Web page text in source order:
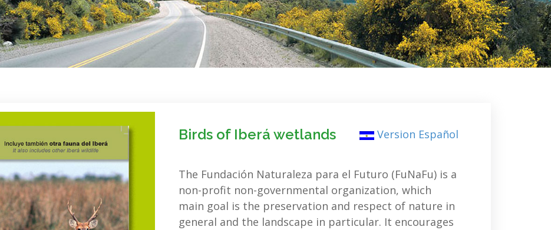
Version Español
Birds of Iberá wetlands
The Fundación Naturaleza para el Futuro (FuNaFu) is a
non-profit non-governmental organization, which
main goal is the preservation and respect of nature in
general and the landscape in particular. It encourages